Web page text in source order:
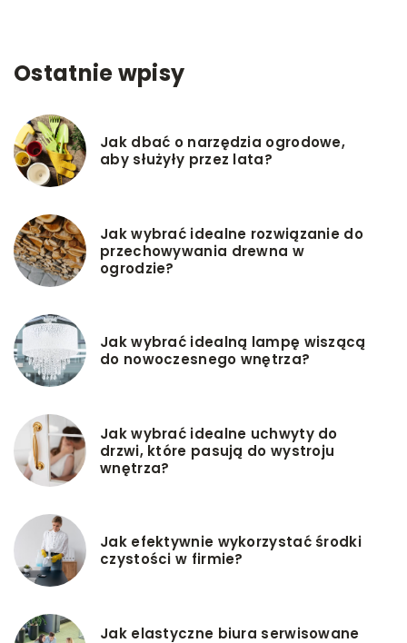
Ostatnie wpisy
Jak dbać o narzędzia ogrodowe,
aby służyły przez lata?
Jak wybrać idealne rozwiązanie do
przechowywania drewna w
ogrodzie?
Jak wybrać idealną lampę wiszącą
do nowoczesnego wnętrza?
Jak wybrać idealne uchwyty do
drzwi, które pasują do wystroju
wnętrza?
Jak efektywnie wykorzystać środki
czystości w firmie?
Jak elastyczne biura serwisowane